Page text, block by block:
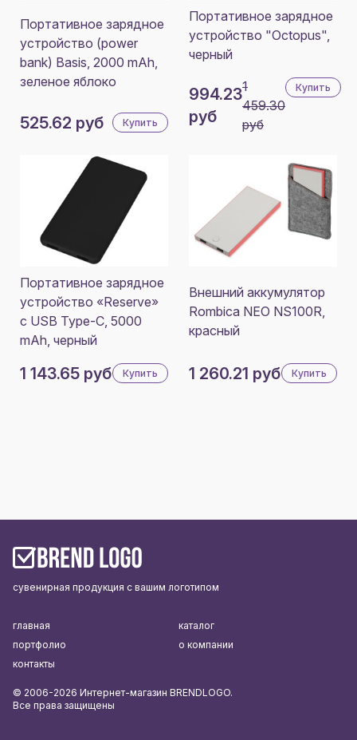
Портативное зарядное
устройство (power
bank) Basis, 2000 mAh,
зеленое яблоко
525.62 руб Купить
Портативное зарядное
устройство "Octopus",
черный
994.23
руб
1
459.30
руб
Купить
Портативное зарядное
устройство «Reserve»
с USB Type-C, 5000
mAh, черный
1 143.65 руб Купить
Внешний аккумулятор
Rombica NEO NS100R,
красный
1 260.21 руб Купить
сувенирная продукция с вашим логотипом
главная
каталог
портфолио
о компании
контакты
© 2006-2026 Интернет-магазин BRENDLOGO.
Все права защищены